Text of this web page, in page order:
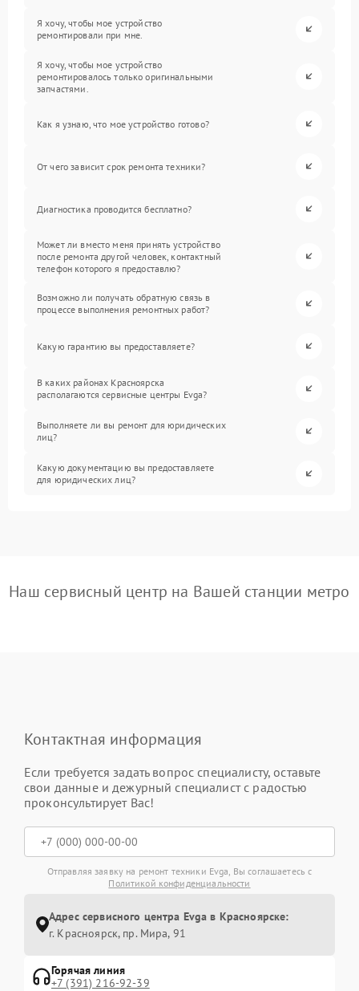
Я хочу, чтобы мое устройство
ремонтировали при мне.
Я хочу, чтобы мое устройство
ремонтировалось только оригинальными
запчастями.
Как я узнаю, что мое устройство готово?
От чего зависит срок ремонта техники?
Диагностика проводится бесплатно?
Может ли вместо меня принять устройство
после ремонта другой человек, контактный
телефон которого я предоставлю?
Возможно ли получать обратную связь в
процессе выполнения ремонтных работ?
Какую гарантию вы предоставляете?
В каких районах Красноярска
располагаются сервисные центры Evga?
Выполняете ли вы ремонт для юридических
лиц?
Какую документацию вы предоставляете
для юридических лиц?
Наш сервисный центр на Вашей станции метро
Контактная информация
Если требуется задать вопрос специалисту, оставьте
свои данные и дежурный специалист с радостью
проконсультирует Вас!
Отправляя заявку на ремонт техники Evga, Вы соглашаетесь с
Политикой конфиденциальности
Адрес сервисного центра Evga в Красноярске:
г. Красноярск, ​пр. Мира, 91
Горячая линия
+7 (391) 216-92-39